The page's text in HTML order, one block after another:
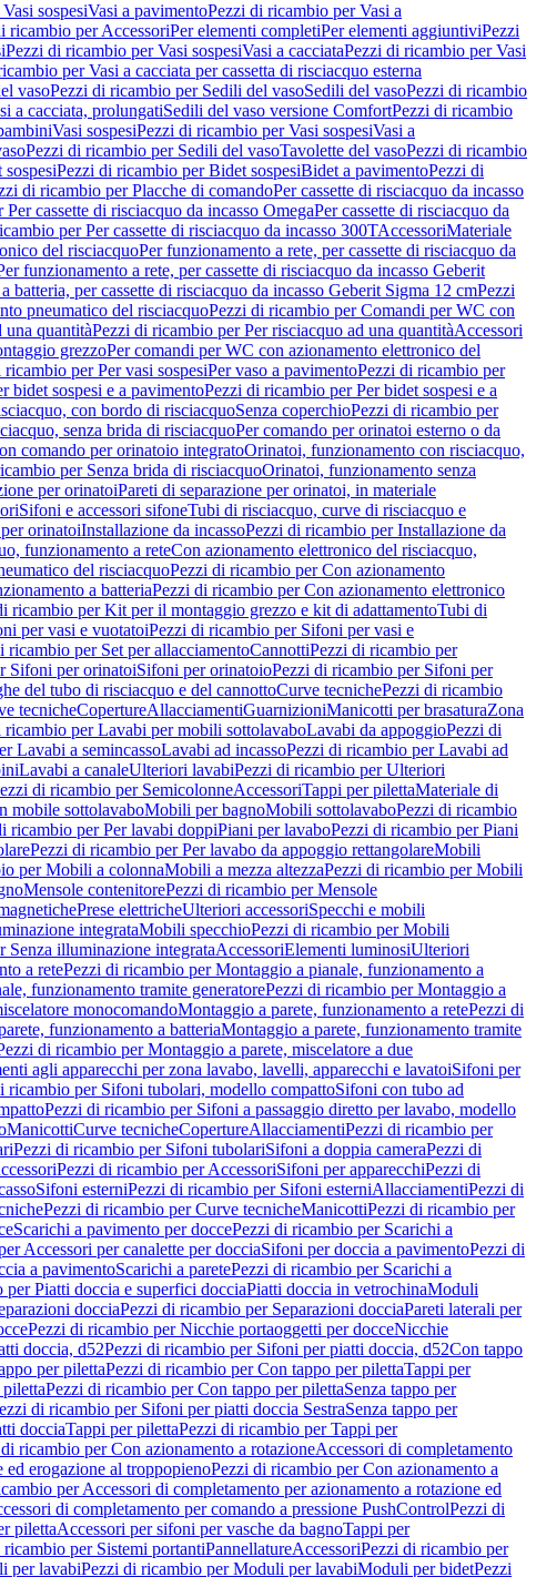
sospesiVasi a pavimentoPezzi di ricambio per Vasi a
ricambio per AccessoriPer elementi completiPer elementi aggiuntiviPezzi
Pezzi di ricambio per Vasi sospesiVasi a cacciataPezzi di ricambio per Vasi
per Vasi a cacciata per cassetta di risciacquo esterna
vasoPezzi di ricambio per Sedili del vasoSedili del vasoPezzi di ricambio
a cacciata, prolungatiSedili del vaso versione ComfortPezzi di ricambio
Vasi sospesiPezzi di ricambio per Vasi sospesiVasi a
Pezzi di ricambio per Sedili del vasoTavolette del vasoPezzi di ricambio
Pezzi di ricambio per Bidet sospesiBidet a pavimentoPezzi di
di ricambio per Placche di comandoPer cassette di risciacquo da incasso
cassette di risciacquo da incasso OmegaPer cassette di risciacquo da
per Per cassette di risciacquo da incasso 300TAccessoriMateriale
del risciacquoPer funzionamento a rete, per cassette di risciacquo da
funzionamento a rete, per cassette di risciacquo da incasso Geberit
batteria, per cassette di risciacquo da incasso Geberit Sigma 12 cmPezzi
pneumatico del risciacquoPezzi di ricambio per Comandi per WC con
una quantitàPezzi di ricambio per Per risciacquo ad una quantitàAccessori
grezzoPer comandi per WC con azionamento elettronico del
ricambio per Per vasi sospesiPer vaso a pavimentoPezzi di ricambio per
bidet sospesi e a pavimentoPezzi di ricambio per Per bidet sospesi e a
con bordo di risciacquoSenza coperchioPezzi di ricambio per
senza brida di risciacquoPer comando per orinatoi esterno o da
comando per orinatoio integratoOrinatoi, funzionamento con risciacquo,
per Senza brida di risciacquoOrinatoi, funzionamento senza
per orinatoiPareti di separazione per orinatoi, in materiale
Sifoni e accessori sifoneTubi di risciacquo, curve di risciacquo e
orinatoiInstallazione da incassoPezzi di ricambio per Installazione da
funzionamento a reteCon azionamento elettronico del risciacquo,
del risciacquoPezzi di ricambio per Con azionamento
a batteriaPezzi di ricambio per Con azionamento elettronico
ricambio per Kit per il montaggio grezzo e kit di adattamentoTubi di
per vasi e vuotatoiPezzi di ricambio per Sifoni per vasi e
ricambio per Set per allacciamentoCannottiPezzi di ricambio per
Sifoni per orinatoiSifoni per orinatoioPezzi di ricambio per Sifoni per
del tubo di risciacquo e del cannottoCurve tecnichePezzi di ricambio
tecnicheCopertureAllacciamentiGuarnizioniManicotti per brasaturaZona
ricambio per Lavabi per mobili sottolavaboLavabi da appoggioPezzi di
Lavabi a semincassoLavabi ad incassoPezzi di ricambio per Lavabi ad
Lavabi a canaleUlteriori lavabiPezzi di ricambio per Ulteriori
di ricambio per SemicolonneAccessoriTappi per pilettaMateriale di
mobile sottolavaboMobili per bagnoMobili sottolavaboPezzi di ricambio
ricambio per Per lavabi doppiPiani per lavaboPezzi di ricambio per Piani
Pezzi di ricambio per Per lavabo da appoggio rettangolareMobili
per Mobili a colonnaMobili a mezza altezzaPezzi di ricambio per Mobili
Mensole contenitorePezzi di ricambio per Mensole
Prese elettricheUlteriori accessoriSpecchi e mobili
integrataMobili specchioPezzi di ricambio per Mobili
Senza illuminazione integrataAccessoriElementi luminosiUlteriori
a retePezzi di ricambio per Montaggio a pianale, funzionamento a
funzionamento tramite generatorePezzi di ricambio per Montaggio a
monocomandoMontaggio a parete, funzionamento a retePezzi di
funzionamento a batteriaMontaggio a parete, funzionamento tramite
di ricambio per Montaggio a parete, miscelatore a due
agli apparecchi per zona lavabo, lavelli, apparecchi e lavatoiSifoni per
ricambio per Sifoni tubolari, modello compattoSifoni con tubo ad
Pezzi di ricambio per Sifoni a passaggio diretto per lavabo, modello
ManicottiCurve tecnicheCopertureAllacciamentiPezzi di ricambio per
Pezzi di ricambio per Sifoni tubolariSifoni a doppia cameraPezzi di
Pezzi di ricambio per AccessoriSifoni per apparecchiPezzi di
Sifoni esterniPezzi di ricambio per Sifoni esterniAllacciamentiPezzi di
Pezzi di ricambio per Curve tecnicheManicottiPezzi di ricambio per
Scarichi a pavimento per doccePezzi di ricambio per Scarichi a
Accessori per canalette per docciaSifoni per doccia a pavimentoPezzi di
a pavimentoScarichi a paretePezzi di ricambio per Scarichi a
per Piatti doccia e superfici docciaPiatti doccia in vetrochinaModuli
docciaPezzi di ricambio per Separazioni docciaPareti laterali per
Pezzi di ricambio per Nicchie portaoggetti per docceNicchie
doccia, d52Pezzi di ricambio per Sifoni per piatti doccia, d52Con tappo
per pilettaPezzi di ricambio per Con tappo per pilettaTappi per
Pezzi di ricambio per Con tappo per pilettaSenza tappo per
di ricambio per Sifoni per piatti doccia SestraSenza tappo per
docciaTappi per pilettaPezzi di ricambio per Tappi per
ricambio per Con azionamento a rotazioneAccessori di completamento
ed erogazione al troppopienoPezzi di ricambio per Con azionamento a
per Accessori di completamento per azionamento a rotazione ed
di completamento per comando a pressione PushControlPezzi di
pilettaAccessori per sifoni per vasche da bagnoTappi per
ricambio per Sistemi portantiPannellatureAccessoriPezzi di ricambio per
per lavabiPezzi di ricambio per Moduli per lavabiModuli per bidetPezzi